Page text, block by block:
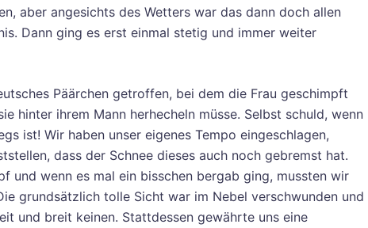
aber angesichts des Wetters war das dann doch allen
Dann ging es erst einmal stetig und immer weiter
Päärchen getroffen, bei dem die Frau geschimpft
hinter ihrem Mann herhecheln müsse. Selbst schuld, wenn
ist! Wir haben unser eigenes Tempo eingeschlagen,
dass der Schnee dieses auch noch gebremst hat.
und wenn es mal ein bisschen bergab ging, mussten wir
grundsätzlich tolle Sicht war im Nebel verschwunden und
und breit keinen. Stattdessen gewährte uns eine